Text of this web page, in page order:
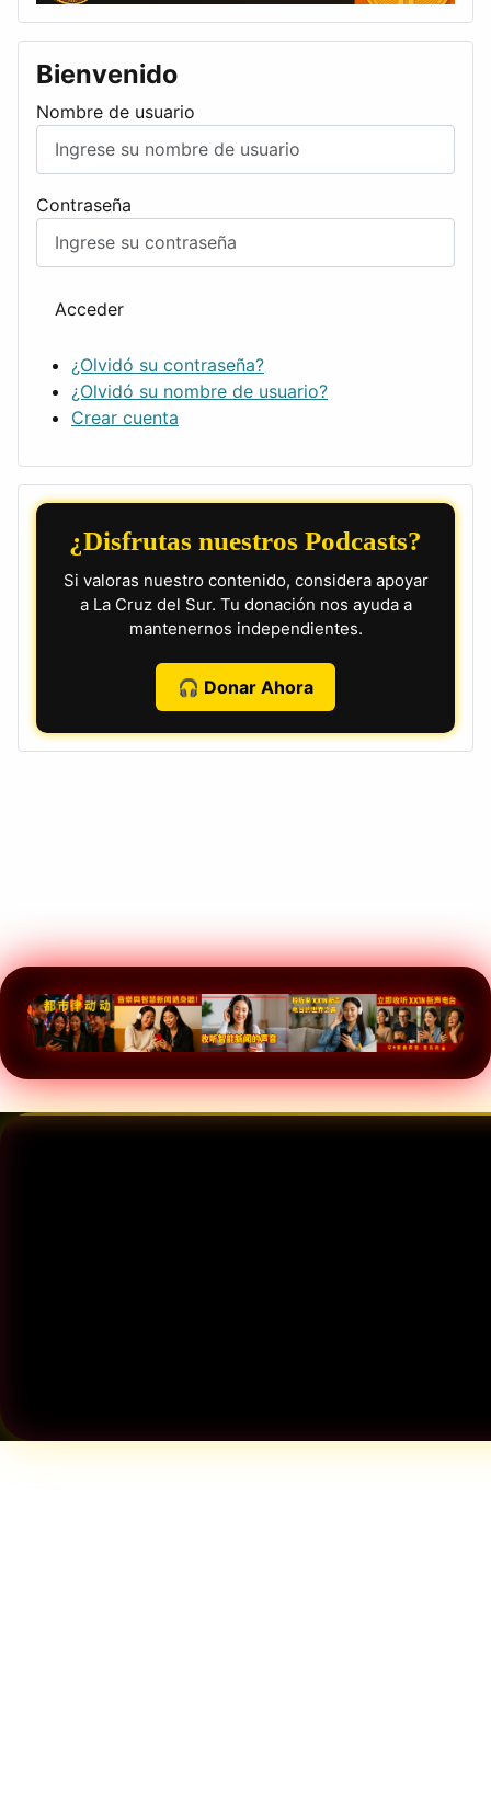
Bienvenido
Nombre de usuario
Contraseña
Acceder
¿Olvidó su contraseña?
¿Olvidó su nombre de usuario?
Crear cuenta
¿Disfrutas nuestros Podcasts?
Si valoras nuestro contenido, considera apoyar
a La Cruz del Sur. Tu donación nos ayuda a
mantenernos independientes.
🎧 Donar Ahora